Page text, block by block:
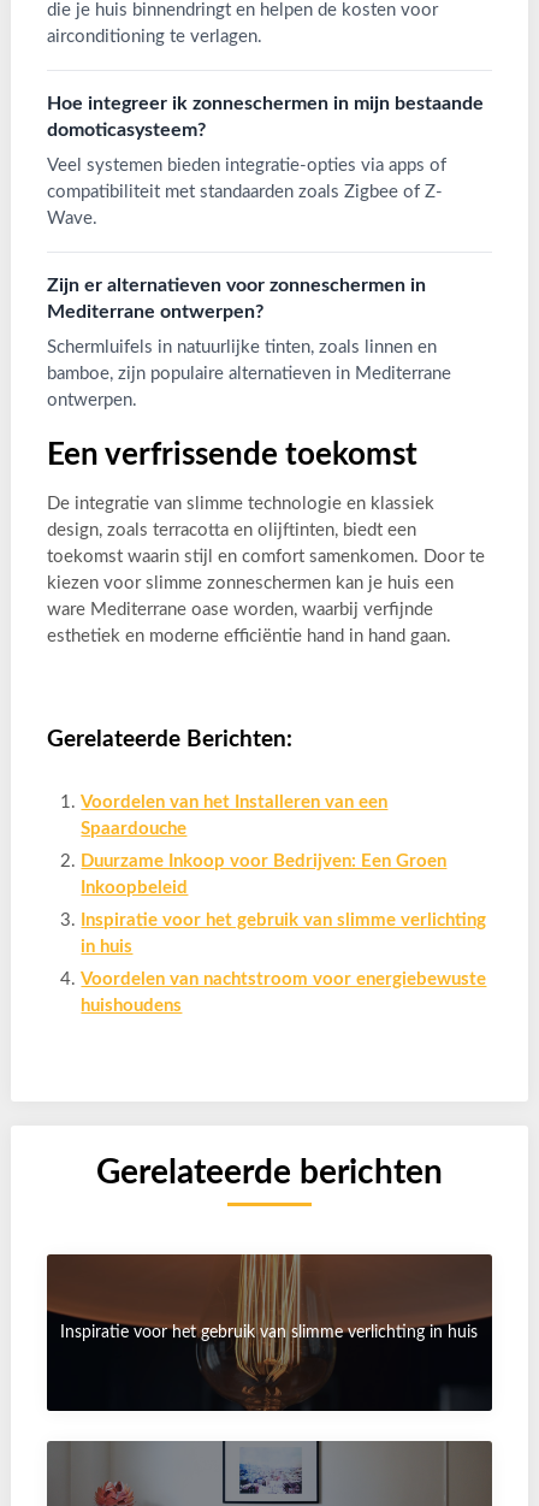
die je huis binnendringt en helpen de kosten voor
airconditioning te verlagen.
Hoe integreer ik zonneschermen in mijn bestaande
domoticasysteem?
Veel systemen bieden integratie-opties via apps of
compatibiliteit met standaarden zoals Zigbee of Z-
Wave.
Zijn er alternatieven voor zonneschermen in
Mediterrane ontwerpen?
Schermluifels in natuurlijke tinten, zoals linnen en
bamboe, zijn populaire alternatieven in Mediterrane
ontwerpen.
Een verfrissende toekomst
De integratie van slimme technologie en klassiek
design, zoals terracotta en olijftinten, biedt een
toekomst waarin stijl en comfort samenkomen. Door te
kiezen voor slimme zonneschermen kan je huis een
ware Mediterrane oase worden, waarbij verfijnde
esthetiek en moderne efficiëntie hand in hand gaan.
Gerelateerde Berichten:
Voordelen van het Installeren van een
Spaardouche
Duurzame Inkoop voor Bedrijven: Een Groen
Inkoopbeleid
Inspiratie voor het gebruik van slimme verlichting
in huis
Voordelen van nachtstroom voor energiebewuste
huishoudens
Gerelateerde berichten
Inspiratie voor het gebruik van slimme verlichting in huis